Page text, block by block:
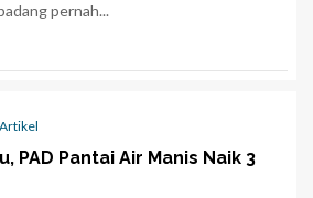
pernah...
Artikel
PAD Pantai Air Manis Naik 3